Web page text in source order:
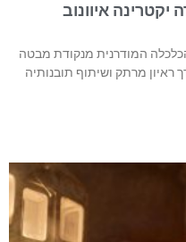
איוונוב
המודרנית מנקודת מבטה
ראיון מרתק ושיתוף תובנותיה